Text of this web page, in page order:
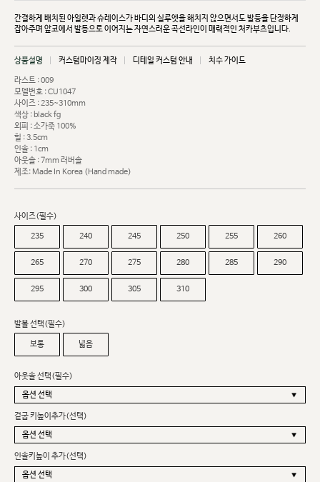
간결하게 배치된 아일렛과 슈레이스가 바디의 실루엣을 해치지 않으면서도 발등을 단정하게
잡아주며 앞코에서 발등으로 이어지는 자연스러운 곡선라인이 매력적인 처카부츠입니다.
상품설명 커스텀마이징 제작 디테일 커스텀 안내 치수 가이드
라스트 : 009
모델번호 : CU1047
사이즈 : 235~310mm
색상 : black fg
외피 : 소가죽 100%
힐 : 3.5cm
인솔 : 1cm
아웃솔 : 7mm 러버솔
제조: Made In Korea (Hand made)
사이즈(필수)
235 240 245 250 255 260
265 270 275 280 285 290
295 300 305 310
발볼 선택(필수)
보통 넓음
아웃솔 선택(필수)
겉굽 키높이추가(선택)
인솔키높이 추가(선택)